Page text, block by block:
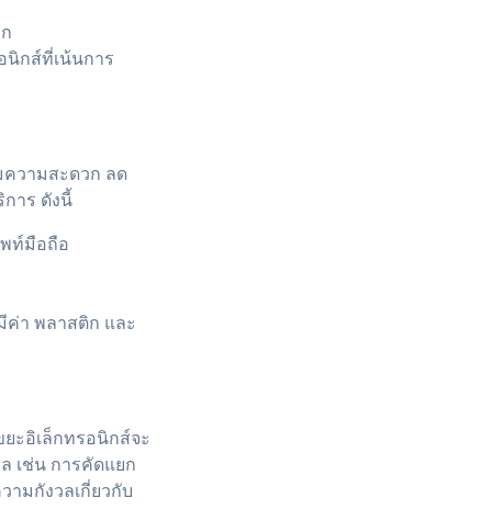
นิกส์ที่เน้นการ
วามสะดวก ลด
าร ดังนี้
ท์มือถือ
า พลาสติก และ
ะอิเล็กทรอนิกส์จะ
เช่น การคัดแยก
มกังวลเกี่ยวกับ